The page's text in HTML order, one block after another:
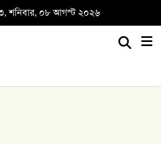
শনিবার, ০৮ আগস্ট ২০২৬